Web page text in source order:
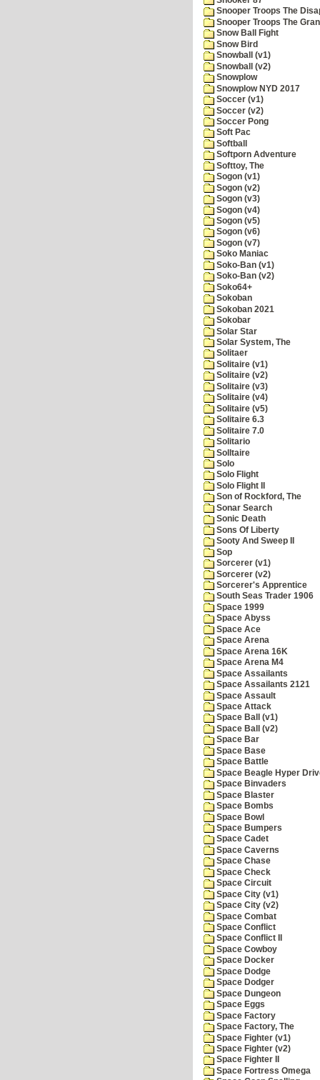
Snooper Troops The
Snooper Troops The
Snow Ball Fight
Snow Bird
Snowball (v1)
Snowball (v2)
Snowplow
Snowplow NYD 2017
Soccer (v1)
Soccer (v2)
Soccer Pong
Soft Pac
Softball
Softporn Adventure
Softtoy, The
Sogon (v1)
Sogon (v2)
Sogon (v3)
Sogon (v4)
Sogon (v5)
Sogon (v6)
Sogon (v7)
Soko Maniac
Soko-Ban (v1)
Soko-Ban (v2)
Soko64+
Sokoban
Sokoban 2021
Sokobar
Solar Star
Solar System, The
Solitaer
Solitaire (v1)
Solitaire (v2)
Solitaire (v3)
Solitaire (v4)
Solitaire (v5)
Solitaire 6.3
Solitaire 7.0
Solitario
Solltaire
Solo
Solo Flight
Solo Flight II
Son of Rockford, The
Sonar Search
Sonic Death
Sons Of Liberty
Sooty And Sweep II
Sop
Sorcerer (v1)
Sorcerer (v2)
Sorcerer's Apprentice
South Seas Trader 1906
Space 1999
Space Abyss
Space Ace
Space Arena
Space Arena 16K
Space Arena M4
Space Assailants
Space Assailants 2121
Space Assault
Space Attack
Space Ball (v1)
Space Ball (v2)
Space Bar
Space Base
Space Battle
Space Beagle Hyper
Space Binvaders
Space Blaster
Space Bombs
Space Bowl
Space Bumpers
Space Cadet
Space Caverns
Space Chase
Space Check
Space Circuit
Space City (v1)
Space City (v2)
Space Combat
Space Conflict
Space Conflict II
Space Cowboy
Space Docker
Space Dodge
Space Dodger
Space Dungeon
Space Eggs
Space Factory
Space Factory, The
Space Fighter (v1)
Space Fighter (v2)
Space Fighter II
Space Fortress Omega